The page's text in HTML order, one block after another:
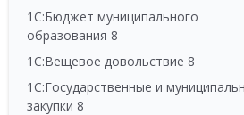
1С:Бюджет муниципального
образования 8
1С:Вещевое довольствие 8
1С:Государственные и
закупки 8